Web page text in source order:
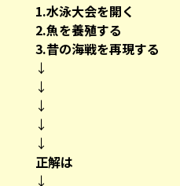
1.水泳大会を開く
2.魚を養殖する
3.昔の海戦を再現する
↓
↓
↓
↓
↓
正解は
↓